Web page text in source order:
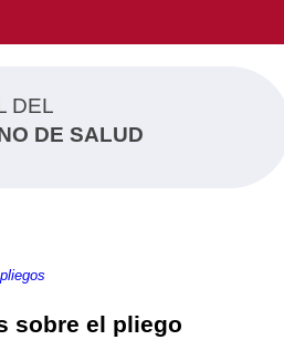
DEL
DE SALUD
sobre el pliego